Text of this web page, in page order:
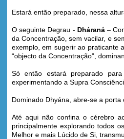
Estará então preparado, nessa
O seguinte Degrau - Dháraná–
da Concentração, sem vacilar, e
exemplo, em sugerir ao praticante
“objecto da Concentração”,
Só então estará preparado para
experimentando a Supra
Dominado Dhyána, abre-se a porta
Até aqui não confina o cérebro
principalmente explorando todos
Melhor e mais Lúcido de Si,